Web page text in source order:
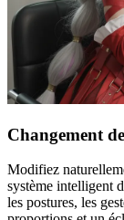
Changement
Modifiez
système intelligent
les postures, les